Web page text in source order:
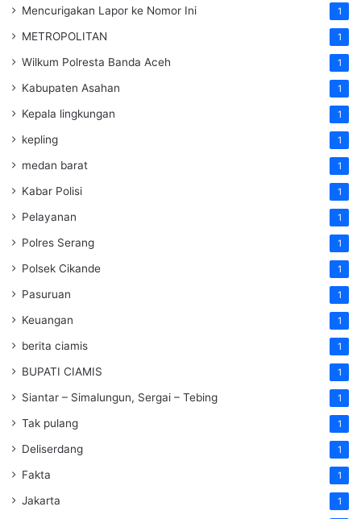
Mencurigakan Lapor ke Nomor Ini 1
METROPOLITAN 1
Wilkum Polresta Banda Aceh 1
Kabupaten Asahan 1
Kepala lingkungan 1
kepling 1
medan barat 1
Kabar Polisi 1
Pelayanan 1
Polres Serang 1
Polsek Cikande 1
Pasuruan 1
Keuangan 1
berita ciamis 1
BUPATI CIAMIS 1
Siantar – Simalungun, Sergai – Tebing 1
Tak pulang 1
Deliserdang 1
Fakta 1
Jakarta 1